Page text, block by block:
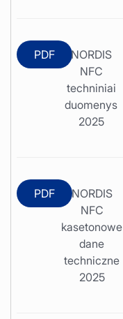
PDF
NORDIS
NFC
techniniai
duomenys
2025
PDF
NORDIS
NFC
kasetonowe
dane
techniczne
2025